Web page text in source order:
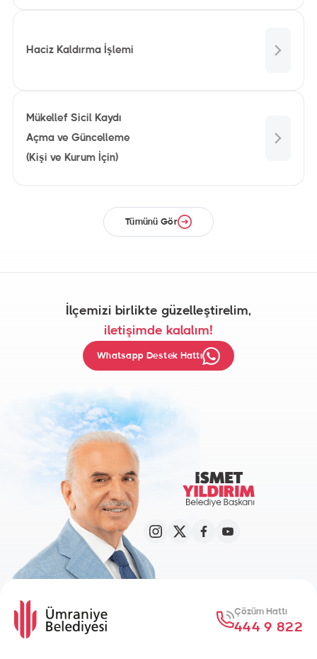
Haciz Kaldırma İşlemi
Mükellef Sicil Kaydı
Açma ve Güncelleme
(Kişi ve Kurum İçin)
Tümünü Gör
İlçemizi birlikte güzelleştirelim,
iletişimde kalalım!
Whatsapp Destek Hattı
Çözüm Hattı
444 9 822